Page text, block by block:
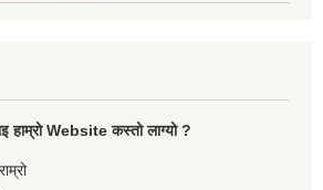
हाम्रो Website कस्तो लाग्यो ?